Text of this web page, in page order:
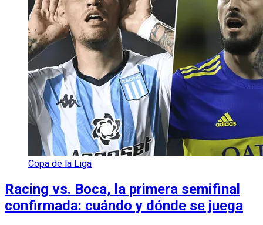
Copa de la Liga
Racing vs. Boca, la primera semifinal
confirmada: cuándo y dónde se juega